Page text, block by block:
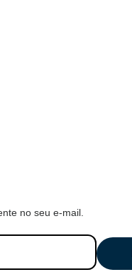
no seu e-mail.